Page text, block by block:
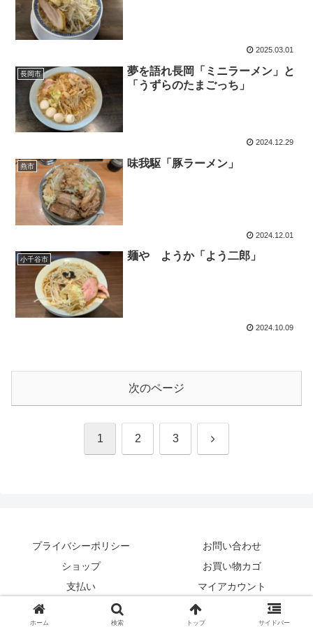
2025.03.01
長岡市
夢を語れ長岡「ミニラーメン」と
「うずらのたまごっち」
2024.12.29
燕市 味我駆「豚ラーメン」
2024.12.01
小千谷市 麺や ようか「よう二郎」
2024.10.09
次のページ
1 2 3 次
プライバシーポリシー
お問い合わせ
ショップ
お買い物カゴ
支払い
マイアカウント
© 2020 新潟食べ歩きブログ「ぶらり食べ歩き紀行 Season2」.
ホーム 検索 トップ サイドバー